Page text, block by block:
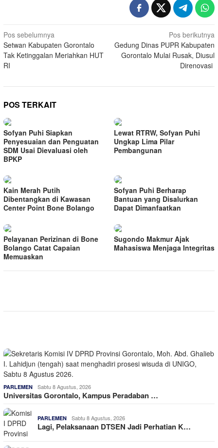
Navigasi
pos
Pos sebelumnya
Setwan Kabupaten Gorontalo
Tak Ketinggalan Meriahkan HUT
RI
Pos berikutnya
Gedung Dinas PUPR Kabupaten
Gorontalo Mulai Rusak, Diusul
Direnovasi
POS TERKAIT
Sofyan Puhi Siapkan
Penyesuaian dan Penguatan
SDM Usai Dievaluasi oleh
BPKP
Lewat RTRW, Sofyan Puhi
Ungkap Lima Pilar
Pembangunan
Kain Merah Putih
Dibentangkan di Kawasan
Center Point Bone Bolango
Sofyan Puhi Berharap
Bantuan yang Disalurkan
Dapat Dimanfaatkan
Pelayanan Perizinan di Bone
Bolango Catat Capaian
Memuaskan
Sugondo Makmur Ajak
Mahasiswa Menjaga Integritas
PARLEMEN Sabtu 8 Agustus, 2026
Universitas Gorontalo, Kampus Peradaban …
PARLEMEN Sabtu 8 Agustus, 2026
Lagi, Pelaksanaan DTSEN Jadi Perhatian K…